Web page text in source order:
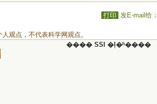
打印 发E-mail给
观点，不代表科学网观点。
���� SSI �ļ�ʱ����